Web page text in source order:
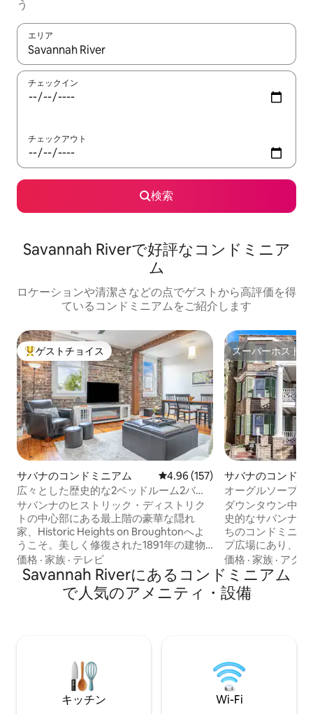
う
エリア
検索結果が表示されたら、上下の矢印キーを使って移動するか
チェックイン
チェックアウト
検索
Savannah Riverで好評なコンドミニア
ム
ロケーションや清潔さなどの点でゲストから高評価を得
ているコンドミニアムをご紹介します
大好評のゲストチョイスです。
ゲストチョイス
サバナのコンドミニアム レビュー157件、5つ星中4.96つ
4.96 (157)
広々とした歴史的な2ベッドルーム2バス
ルームのダウンタウンのコンドミニアム
サバンナのヒストリック・ディストリク
トの中心部にある最上階の豪華な隠れ
家、Historic Heights on Broughtonへよ
うこそ。美しく修復された1891年の建物
にあるこの広々としたコンドミニアム
は、むき出しのレンガ、当時のままの堅
木張りの床、エレベーターでのアクセ
ス、街のスカイラインの素晴らしい景色
ー、サバンナの最高のアトラクションま
で徒歩圏内です。すべてドアからわずか
価格 · 家族 · テレビ
スーパーホスト
スーパーホスト
サバナのコンドミ
オーグルソープ広
へのアクセス
ダウンタウン中心
史的なサバンナのコ
ちのコンドミニア
プ広場にあり、公
らしいレストラン
文化施設、あら
ンから徒歩圏内にありま
ベートコンドミニアムは 2階
ニアムには共用バ
冒険の後にくつろ
価格 ·家族 · アク
Savannah Riverにあるコンドミニアム
で人気のアメニティ・設備
キッチン Wi-Fi